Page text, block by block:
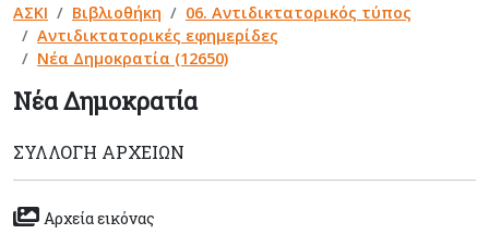
ΑΣΚΙ Βιβλιοθήκη
06. Αντιδικτατορικός τύπος
Αντιδικτατορικές εφημερίδες
Νέα Δημοκρατία (12650)
Νέα Δημοκρατία
ΣΥΛΛΟΓΉ ΑΡΧΕΊΩΝ
Αρχεία εικόνας